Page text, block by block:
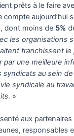
prêts à le faire
compte aujourd’hui
dont moins de 5%
les organisations
franchissent le
par une meilleure
au sein de
syndicale au
»
aux
responsables